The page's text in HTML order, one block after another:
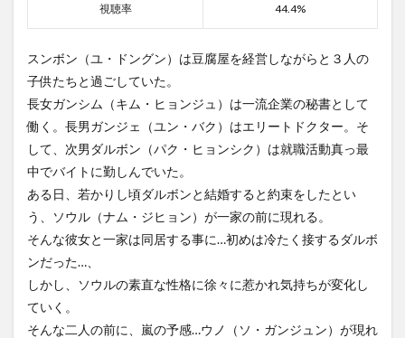
視聴率 44.4%
スンボン（ユ・ドングン）は豆腐屋を経営しながらと３人の
子供たちと過ごしていた。
長女ガンシム（キム・ヒョンジュ）は一流企業の秘書として
働く。長男ガンジェ（ユン・バク）はエリートドクター。そ
して、次男ダルボン（パク・ヒョンシク）は就職活動真っ最
中でバイトに勤しんでいた。
ある日、若かりし頃ダルボンと結婚すると約束をしたとい
う、ソウル（ナム・ジヒョン）が一家の前に現れる。
そんな彼女と一家は同居する事に…初めは冷たく接するダルボ
ンだった…、
しかし、ソウルの素直な性格に徐々に惹かれ気持ちが変化し
ていく。
そんな二人の前に、嵐の予感…ウノ（ソ・ガンジュン）が現れ